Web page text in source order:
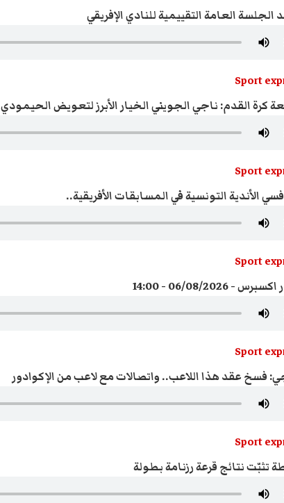
الجلسة العامة التقييمية للنادي الإفريقي
Sport
كرة القدم: ناجي الجويني الخيار الأبرز لتعويض الحيمودي
Sport
الأندية التونسية في المسابقات الأفريقية..
Sport
- 06/08/2026 - 14:00
Sport
فسخ عقد هذا اللاعب.. واتصالات مع لاعب من الإكوادور
Sport
تثبّت نتائج قرعة رزنامة بطولة